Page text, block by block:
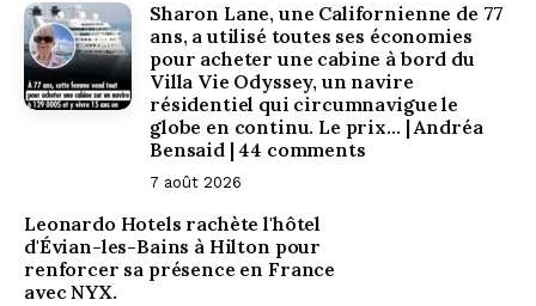
Sharon Lane, une Californienne de 77
ans, a utilisé toutes ses économies
pour acheter une cabine à bord du
Villa Vie Odyssey, un navire
résidentiel qui circumnavigue le
globe en continu. Le prix… | Andréa
Bensaid | 44 comments
7 août 2026
Leonardo Hotels rachète l'hôtel
d'Évian-les-Bains à Hilton pour
renforcer sa présence en France
avec NYX.